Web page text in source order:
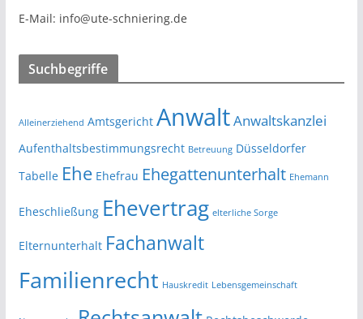
E-Mail: info@ute-schniering.de
Suchbegriffe
Alleinerziehend Amtsgericht AnwaltAnwaltskanzlei
Aufenthaltsbestimmungsrecht Betreuung Düsseldorfer
Tabelle Ehe Ehefrau Ehegattenunterhalt Ehemann
Eheschließung Ehevertrag elterliche Sorge
Elternunterhalt Fachanwalt
Familienrecht Hauskredit Lebensgemeinschaft